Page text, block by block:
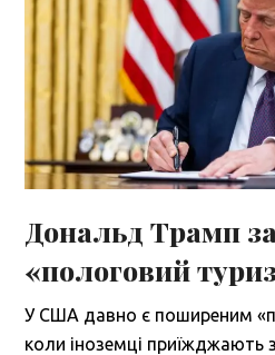
Дональд Трамп
«пологовий
У США давно є поширеним
коли іноземці